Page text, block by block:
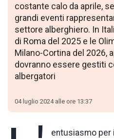
costante calo da aprile,
grandi eventi
settore alberghiero. In
di Roma del 2025 e le
Milano-Cortina del 2026,
dovranno essere gestiti
albergatori
04 luglio 2024 alle ore 13:37
entusiasmo per